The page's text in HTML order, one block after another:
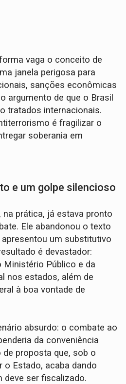
vaga o conceito de
janela perigosa para
sanções econômicas
argumento de que o Brasil
tratados internacionais.
é fragilizar o
soberania em
e um golpe silencioso
na prática, já estava pronto
Ele abandonou o texto
um substitutivo
é devastador:
Ministério Público e da
nos estados, além de
à boa vontade de
absurdo: o combate ao
da conveniência
proposta que, sob o
Estado, acaba dando
deve ser fiscalizado.